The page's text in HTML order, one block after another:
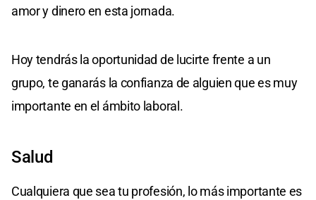
amor y dinero en esta jornada.
Hoy tendrás la oportunidad de lucirte frente a un
grupo, te ganarás la confianza de alguien que es muy
importante en el ámbito laboral.
Salud
Cualquiera que sea tu profesión, lo más importante es